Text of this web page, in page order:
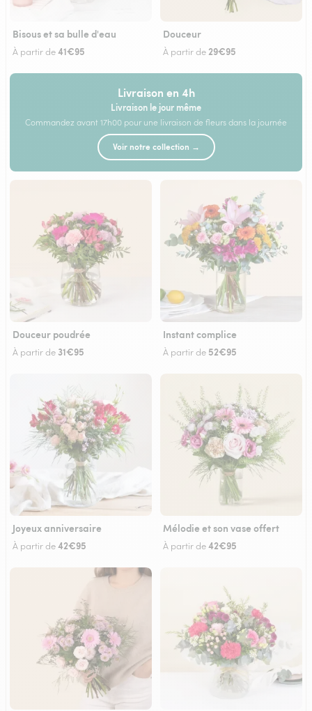
Bisous et sa bulle d'eau
À partir de41€95
Douceur
À partir de29€95
Livraison en 4h
Livraison le jour même
Commandez avant 17h00 pour une livraison de fleurs dans la journée
Voir notre collection →
Douceur poudrée
À partir de 31€95
Instant complice
À partir de 52€95
Joyeux anniversaire
À partir de42€95
Mélodie et son vase offert
À partir de42€95